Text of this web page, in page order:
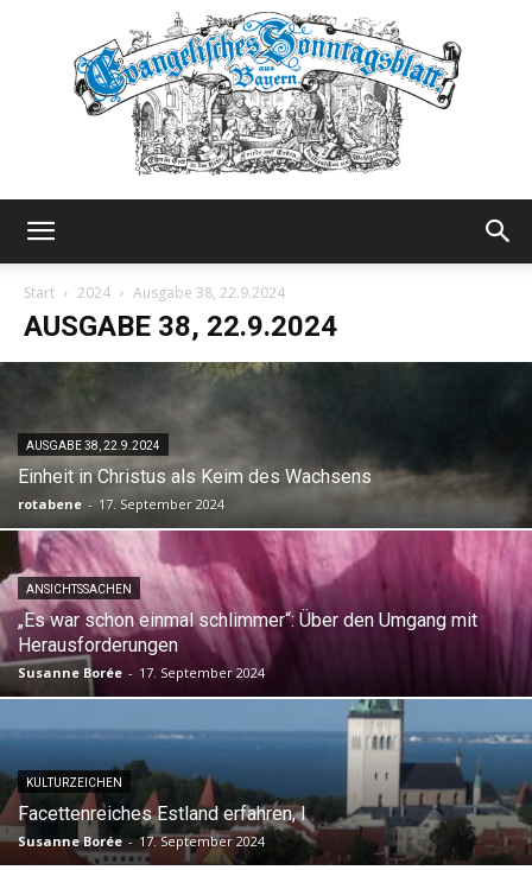
Sonntagsblatt
Start 2024 Ausgabe 38, 22.9.2024
AUSGABE 38, 22.9.2024
AUSGABE 38, 22.9.2024
Einheit in Christus als Keim des Wachsens
rotabene - 17. September 2024
ANSICHTSSACHEN
„Es war schon einmal schlimmer“: Über den Umgang mit
Herausforderungen
Susanne Borée - 17. September 2024
KULTURZEICHEN
Facettenreiches Estland erfahren, I
Susanne Borée - 17. September 2024